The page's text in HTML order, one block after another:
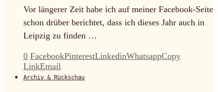
Vor längerer Zeit habe ich auf meiner Facebook-Seite
schon drüber berichtet, dass ich dieses Jahr auch in
Leipzig zu finden …
0 FacebookPinterestLinkedinWhatsappCopy
LinkEmail
Archiv & Rückschau